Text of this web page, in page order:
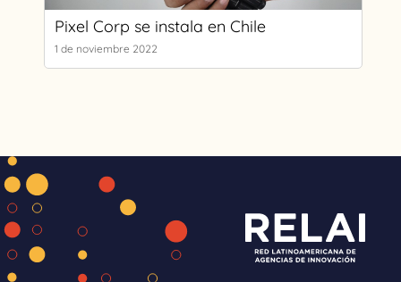
Pixel Corp se instala en Chile
1 de noviembre 2022